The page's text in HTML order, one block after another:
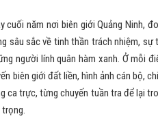
cuối năm nơi biên giới Quảng Ninh,
sâu sắc về tinh thần trách nhiệm, sự
người lính quân hàm xanh. Ở mỗi
biên giới đất liền, hình ảnh cán bộ,
ca trực, từng chuyến tuần tra để lại